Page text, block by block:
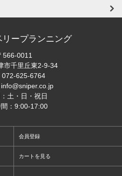
ープランニング
566-0011
市千里丘東2-9-34
072-625-6764
info@sniper.co.jp
土・日・祝日
：9:00-17:00
会員登録
カートを見る